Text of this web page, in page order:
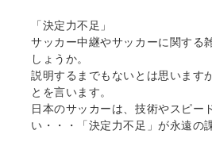
「決定力不足」
サッカー中継やサッカーに関する
しょうか。
説明するまでもないとは思います
とを言います。
日本のサッカーは、技術やスピー
い・・・「決定力不足」が永遠の